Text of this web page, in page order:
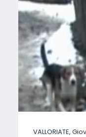
VALLORIATE,